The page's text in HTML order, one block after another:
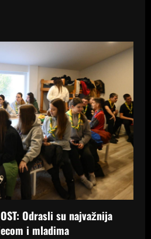
Odrasli su najvažnija
i mladima